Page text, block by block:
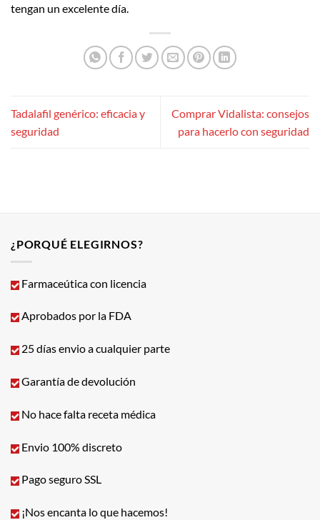
tengan un excelente día.
Tadalafil genérico: eficacia y
seguridad
Comprar Vidalista: consejos
para hacerlo con seguridad
¿PORQUÉ ELEGIRNOS?
Farmaceútica con licencia
Aprobados por la FDA
25 días envio a cualquier parte
Garantía de devolución
No hace falta receta médica
Envio 100% discreto
Pago seguro SSL
¡Nos encanta lo que hacemos!